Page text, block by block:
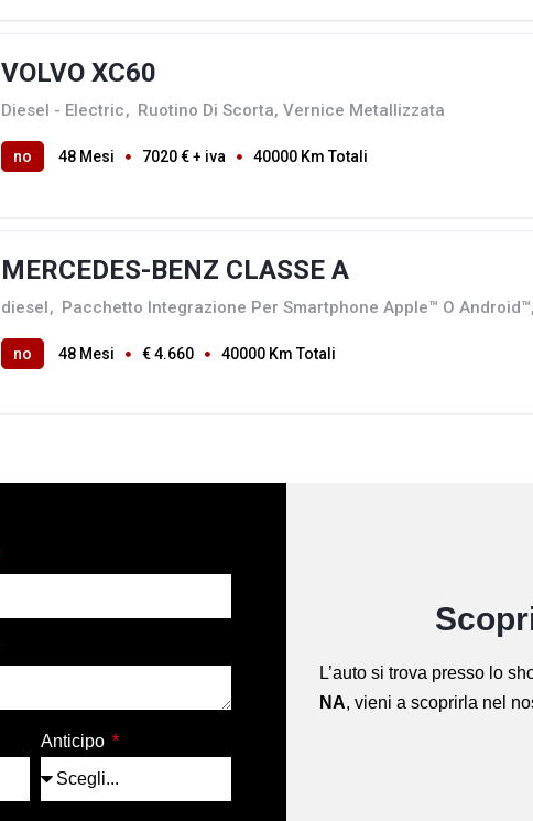
VOLVO XC60
Diesel - Electric, Ruotino Di Scorta, Vernice Metallizzata
no 48 Mesi 7020 € + iva 40000 Km Totali
MERCEDES-BENZ CLASSE A
diesel, Pacchetto Integrazione Per Smartphone Apple™ O
no 48 Mesi € 4.660 40000 Km Totali
Anticipo
L’auto si trova presso lo
NA, vieni a scoprirla nel